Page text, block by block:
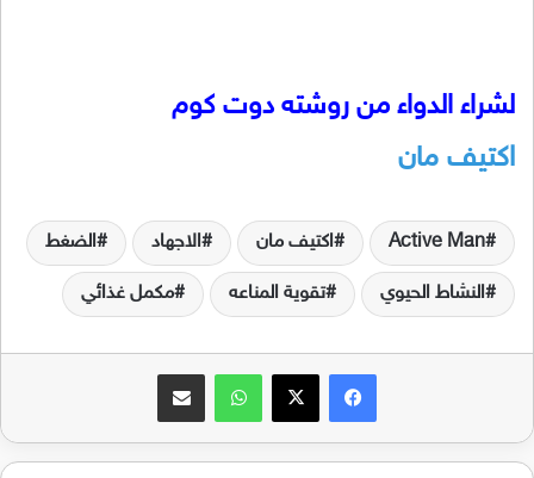
لشراء الدواء من روشته دوت كوم
اكتيف مان
Active Man اكتيف مان الاجهاد الضغط
النشاط الحيوي تقوية المناعه مكمل غذائي
فيسبوك واتساب